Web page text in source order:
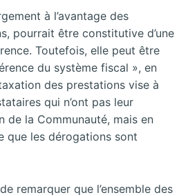
à l’avantage des
pourrait être constitutive d’une
Toutefois, elle peut être
du système fiscal », en
des prestations vise à
qui n’ont pas leur
de la Communauté, mais en
que les dérogations sont
remarquer que l’ensemble des